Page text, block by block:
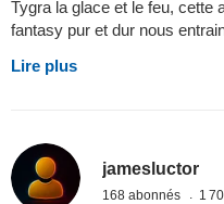
Tygra la glace et le feu, cette
fantasy pur et dur nous
Lire plus
jamesluctor
168 abonnés 1